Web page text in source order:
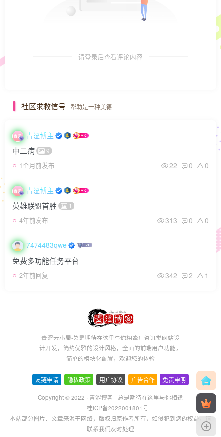
请登录后查看评论内容
社区求救信号 帮助是一种美德
青涩博主
中二病 9
1个月前发布 22 0 0
青涩博主
英雄联盟首胜 1
4年前发布 313 0 0
7474483qwe
免费多功能任务平台
2年前回复 342 2 1
青涩云小屋-总是期待在这里与你相逢！资讯类网站设
计开发，简约优雅的设计风格，全面的前端用户功能，
简单的模块化配置，欢迎您的体验
友链申请 隐私政策 用户协议 广告合作 免责申明
Copyright © 2022 · 青涩博客 - 总是期待在这里与你相逢
桂ICP备2022001801号
本站部分图片、文章来源于网络，版权归原作者所有，如侵犯到您的权益，请
联系我们及时处理